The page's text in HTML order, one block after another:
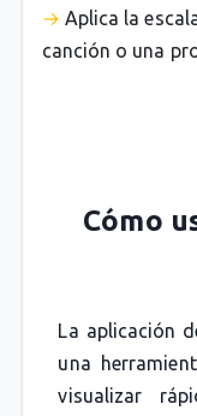
Aplica la
canción o una
Cómo
La aplicación
una
visualizar